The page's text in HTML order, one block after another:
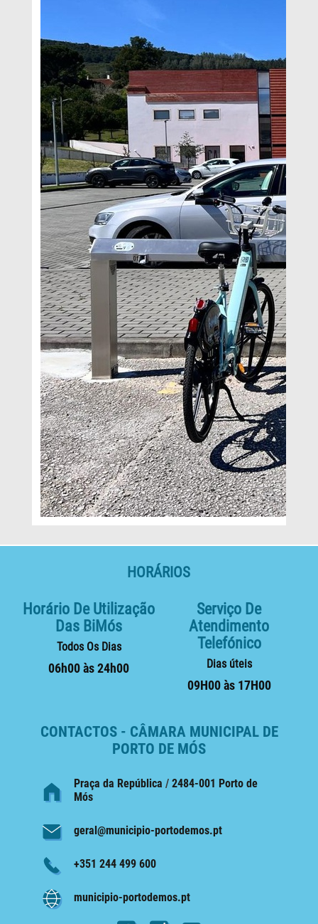
HORÁRIOS
Horário De Utilização
Das BiMós
Todos Os Dias
06h00 às 24h00
Serviço De
Atendimento
Telefónico
Dias úteis
09H00 às 17H00
CONTACTOS - CÂMARA MUNICIPAL DE
PORTO DE MÓS
Praça da República /2484-001 Porto de
Mós
geral@municipio-portodemos.pt
+351 244 499 600
municipio-portodemos.pt